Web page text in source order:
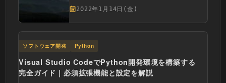
2022年1月14日(金)
ソフトウェア開発 Python
Visual Studio CodeでPython開発環境を構築する
完全ガイド｜必須拡張機能と設定を解説